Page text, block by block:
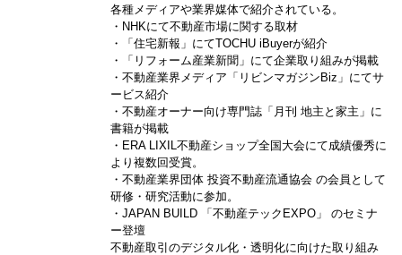
各種メディアや業界媒体で紹介されている。
・NHKにて不動産市場に関する取材
・「住宅新報」にてTOCHU iBuyerが紹介
・「リフォーム産業新聞」にて企業取り組みが掲載
・不動産業界メディア「リビンマガジンBiz」にてサ
ービス紹介
・不動産オーナー向け専門誌「月刊 地主と家主」に
書籍が掲載
・ERA LIXIL不動産ショップ全国大会にて成績優秀に
より複数回受賞。
・不動産業界団体 投資不動産流通協会 の会員として
研修・研究活動に参加。
・JAPAN BUILD 「不動産テックEXPO」 のセミナ
ー登壇
不動産取引のデジタル化・透明化に向けた取り組み